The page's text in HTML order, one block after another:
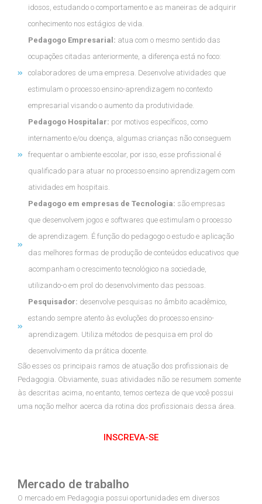
idosos, estudando o comportamento e as maneiras de adquirir
conhecimento nos estágios de vida.
Pedagogo Empresarial: atua com o mesmo sentido das
ocupações citadas anteriormente, a diferença está no foco:
colaboradores de uma empresa. Desenvolve atividades que
estimulam o processo ensino-aprendizagem no contexto
empresarial visando o aumento da produtividade.
Pedagogo Hospitalar: por motivos específicos, como
internamento e/ou doença, algumas crianças não conseguem
frequentar o ambiente escolar, por isso, esse profissional é
qualificado para atuar no processo ensino aprendizagem com
atividades em hospitais.
Pedagogo em empresas de Tecnologia: são empresas
que desenvolvem jogos e softwares que estimulam o processo
de aprendizagem. É função do pedagogo o estudo e aplicação
das melhores formas de produção de conteúdos educativos que
acompanham o crescimento tecnológico na sociedade,
utilizando-o em prol do desenvolvimento das pessoas.
Pesquisador: desenvolve pesquisas no âmbito acadêmico,
estando sempre atento às evoluções do processo ensino-
aprendizagem. Utiliza métodos de pesquisa em prol do
desenvolvimento da prática docente.
São esses os principais ramos de atuação dos profissionais de
Pedagogia. Obviamente, suas atividades não se resumem somente
às descritas acima, no entanto, temos certeza de que você possui
uma noção melhor acerca da rotina dos profissionais dessa área.
INSCREVA-SE
Mercado de trabalho
O mercado em Pedagogia possui oportunidades em diversos